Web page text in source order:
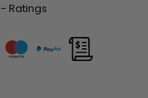
- Ratings